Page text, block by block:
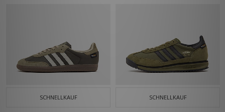
SCHNELLKAUF SCHNELLKAUF